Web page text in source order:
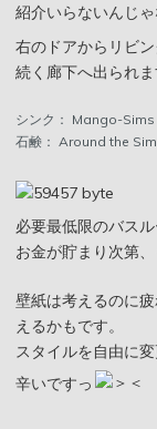
紹介いらないんじ
右のドアからリビ
続く廊下へ出られま
シンク： Mango-
石鹸： Around the
必要最低限のバスル
お金が貯まり次第
壁紙は考えるのに
えるかもです。
スタイルを自由に
辛いですっ